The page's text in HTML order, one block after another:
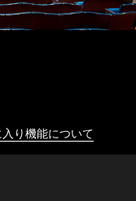
り機能について